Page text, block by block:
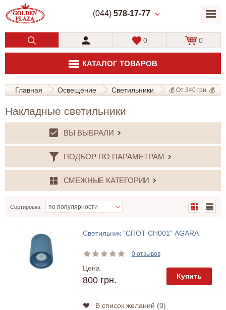
(044) 578-17-77
КАТАЛОГ ТОВАРОВ
0 0
Главная Освещение Светильники 💰 От 340 грн. 💰
Накладные светильники
ВЫ ВЫБРАЛИ
ПОДБОР ПО ПАРАМЕТРАМ
СМЕЖНЫЕ КАТЕГОРИИ
Сортировка
Светильник "СПОТ СН001" AGARA
0 отзывов
Цена
800 грн. Купить
В список желаний (0)